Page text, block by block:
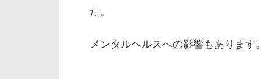
た。
メンタルヘルスへの影響もあります。